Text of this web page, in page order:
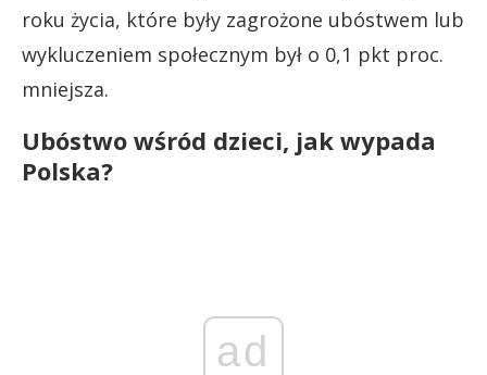
roku życia, które były zagrożone ubóstwem lub
wykluczeniem społecznym był o 0,1 pkt proc.
mniejsza.
Ubóstwo wśród dzieci, jak wypada
Polska?
ad